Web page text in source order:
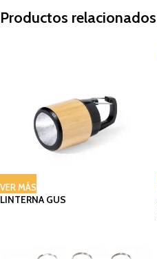
Productos relacionados
VER MÁS
LINTERNA GUS